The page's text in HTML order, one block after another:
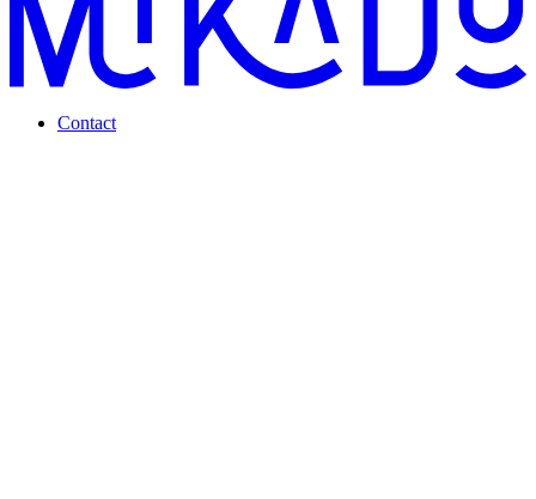
Contact